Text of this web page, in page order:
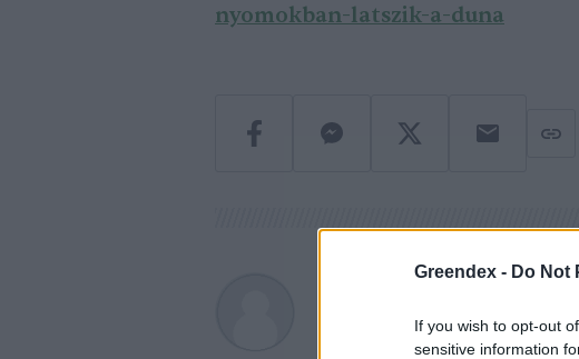
Greendex - Do Not
If you wish to opt-out
sensitive information
nyomokban-latszik-a-duna
A szerző további cikkei